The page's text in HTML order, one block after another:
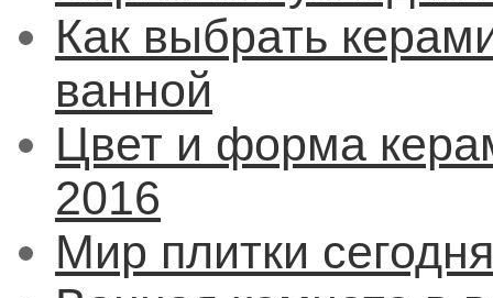
Как выбрать
ванной
Цвет и форма
2016
Мир плитки сегодня